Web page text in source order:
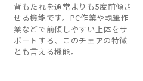
背もたれを通常よりも5度前傾さ
せる機能です。PC作業や執筆作
業などで前傾しやすい上体をサ
ポートする、このチェアの特徴
とも言える機能。